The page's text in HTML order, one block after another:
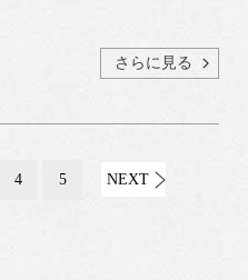
さらに見る
4 5 NEXT